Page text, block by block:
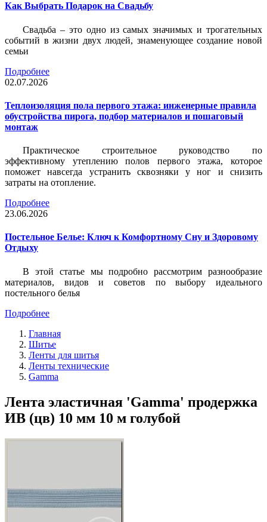
Как Выбрать Подарок на Свадьбу
Свадьба – это одно из самых значимых и трогательных
событий в жизни двух людей, знаменующее создание новой
семьи
Подробнее
02.07.2026
Теплоизоляция пола первого этажа: инженерные правила
обустройства пирога, подбор материалов и пошаговый
монтаж
Практическое строительное руководство по
эффективному утеплению полов первого этажа, которое
поможет навсегда устранить сквозняки у ног и снизить
затраты на отопление.
Подробнее
23.06.2026
Постельное Белье: Ключ к Комфортному Сну и Здоровому
Отдыху
В этой статье мы подробно рассмотрим разнообразие
материалов, видов и советов по выбору идеального
постельного белья
Подробнее
Главная
Шитье
Ленты для шитья
Ленты технические
Gamma
Лента эластичная 'Gamma' продержка
ИВ (цв) 10 мм 10 м голубой